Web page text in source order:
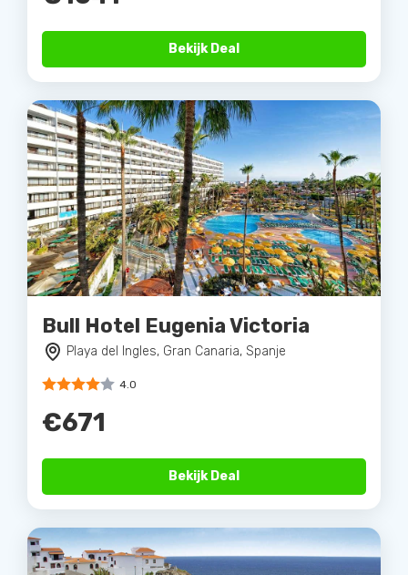
Bekijk Deal
Bull Hotel Eugenia Victoria
Playa del Ingles, Gran Canaria, Spanje
4.0
€671
Bekijk Deal